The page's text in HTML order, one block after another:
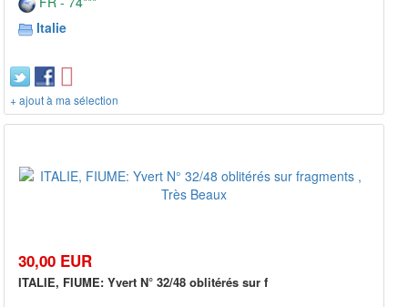
Italie
+ ajout à ma sélection
30,00 EUR
ITALIE, FIUME: Yvert N° 32/48 oblitérés sur f